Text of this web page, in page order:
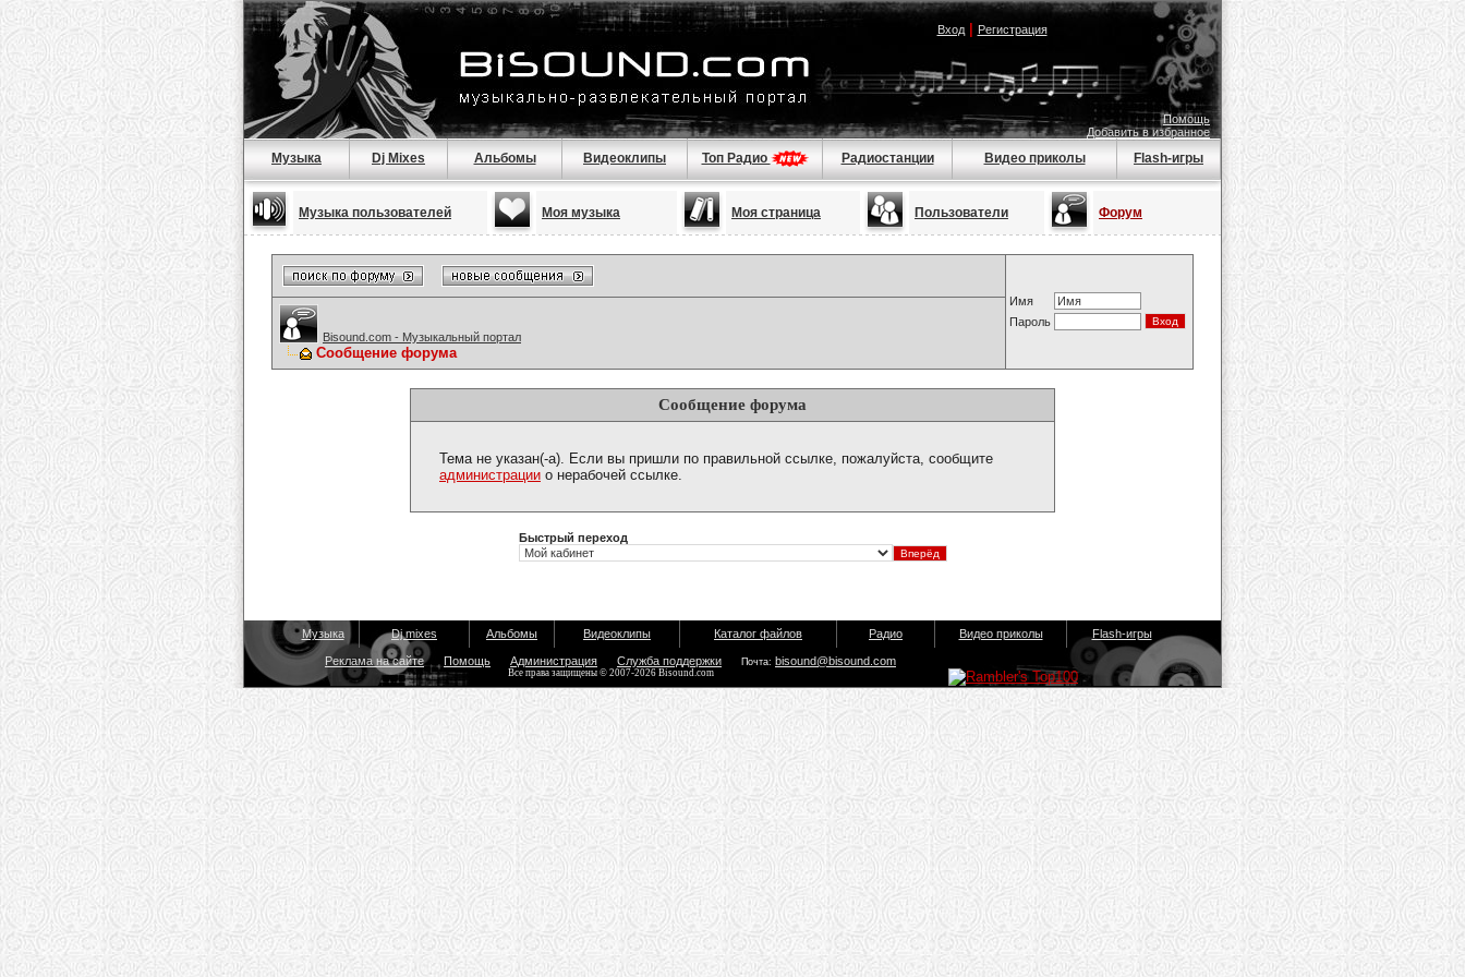
Вход| Регистрация
Помощь
Добавить в избранное
Музыка Dj Mixes Альбомы Видеоклипы Топ Радио Радиостанции Видео приколы Flash-игры
Музыка пользователей Моя музыка Моя страница Пользователи Форум
Имя
Пароль
Bisound.com - Музыкальный портал
Сообщение форума
Сообщение форума
Тема не указан(-а). Если вы пришли по правильной ссылке, пожалуйста, сообщите
администрации о нерабочей ссылке.
Быстрый переход
Музыка Dj mixes Альбомы Видеоклипы Каталог файлов Радио Видео приколы Flash-игры
Реклама на сайте Помощь Администрация Служба поддержки Почта: bisound@bisound.com
Все права защищены © 2007-2026 Bisound.com